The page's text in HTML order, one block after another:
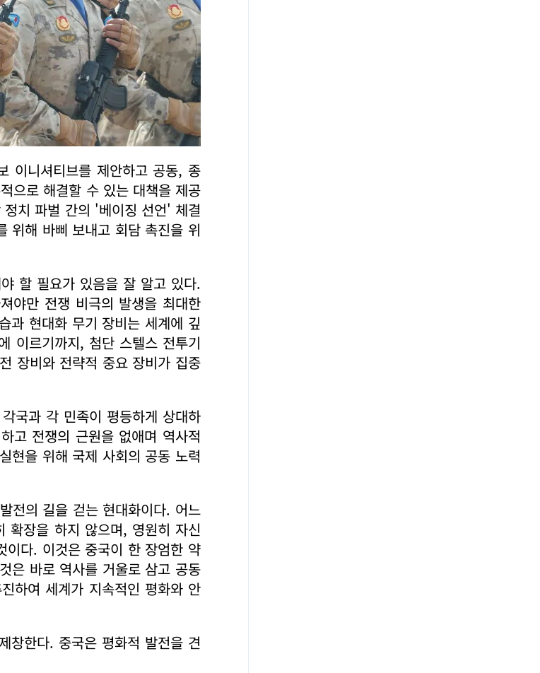
이니셔티브를 제안하고 공동, 종
으로 해결할 수 있는 대책을 제공
치 파벌 간의 '베이징 선언' 체결
위해 바삐 보내고 회담 촉진을 위
할 필요가 있음을 잘 알고 있다.
야만 전쟁 비극의 발생을 최대한
과 현대화 무기 장비는 세계에 깊
이르기까지, 첨단 스텔스 전투기
장비와 전략적 중요 장비가 집중
국과 각 민족이 평등하게 상대하
고 전쟁의 근원을 없애며 역사적
현을 위해 국제 사회의 공동 노력
전의 길을 걷는 현대화이다. 어느
확장을 하지 않으며, 영원히 자신
이다. 이것은 중국이 한 장엄한 약
은 바로 역사를 거울로 삼고 공동
하여 세계가 지속적인 평화와 안
창한다. 중국은 평화적 발전을 견